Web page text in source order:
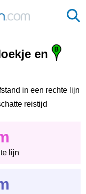
en
in een rechte lijn
reistijd
lijn